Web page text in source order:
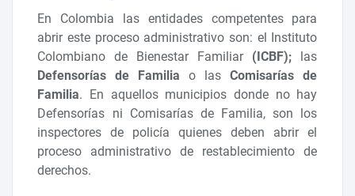
En Colombia las entidades competentes para
abrir este proceso administrativo son: el Instituto
Colombiano de Bienestar Familiar (ICBF); las
Defensorías de Familia o lasComisarías de
Familia. En aquellos municipios donde no hay
Defensorías ni Comisarías de Familia, son los
inspectores de policía quienes deben abrir el
proceso administrativo de restablecimiento de
derechos.